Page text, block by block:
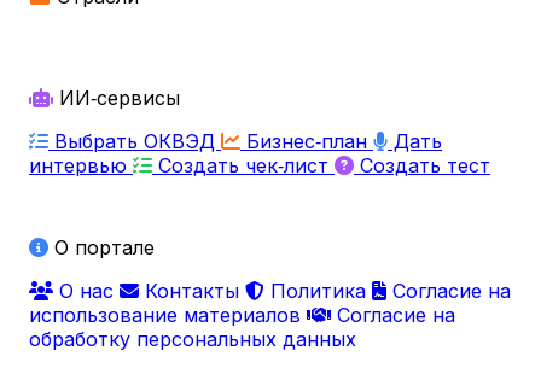
ИИ‑сервисы
Выбрать ОКВЭД
Бизнес‑план
Дать
интервью
Создать чек‑лист Создать тест
О портале
О нас
Контакты Политика
Согласие на
использование материалов
Согласие на
обработку персональных данных